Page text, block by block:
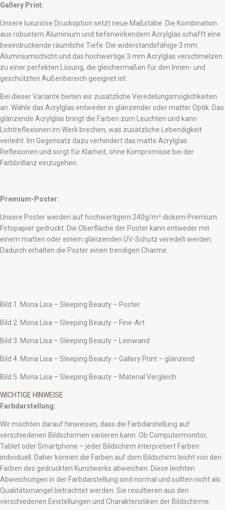
Gallery Print:
Unsere luxuriöse Druckoption setzt neue Maßstäbe. Die Kombination
aus robustem Aluminium und tiefenwirkendem Acrylglas schafft eine
beeindruckende räumliche Tiefe. Die widerstandsfähige 3 mm
Aluminiumschicht und das hochwertige 3 mm Acrylglas verschmelzen
zu einer perfekten Lösung, die gleichermaßen für den Innen- und
geschützten Außenbereich geeignet ist.
Bei dieser Variante bieten wir zusätzliche Veredelungsmöglichkeiten
an. Wähle das Acrylglas entweder in glänzender oder matter Optik. Das
glänzende Acrylglas bringt die Farben zum Leuchten und kann
Lichtreflexionen im Werk brechen, was zusätzliche Lebendigkeit
verleiht. Im Gegensatz dazu verhindert das matte Acrylglas
Reflexionen und sorgt für Klarheit, ohne Kompromisse bei der
Farbbrillanz einzugehen.
Premium-Poster:
Unsere Poster werden auf hochwertigem 240g/m² dickem Premium
Fotopapier gedruckt. Die Oberfläche der Poster kann entweder mit
einem matten oder einem glänzenden UV-Schutz veredelt werden.
Dadurch erhalten die Poster einen trendigen Charme.
Bild 1: Mona Lisa – Sleeping Beauty – Poster
Bild 2: Mona Lisa – Sleeping Beauty – Fine-Art
Bild 3: Mona Lisa – Sleeping Beauty – Leinwand
Bild 4: Mona Lisa – Sleeping Beauty – Gallery Print – glänzend
Bild 5: Mona Lisa – Sleeping Beauty – Material Vergleich
WICHTIGE HINWEISE
Farbdarstellung:
Wir möchten darauf hinweisen, dass die Farbdarstellung auf
verschiedenen Bildschirmen variieren kann. Ob Computermonitor,
Tablet oder Smartphone – jeder Bildschirm interpretiert Farben
individuell. Daher können die Farben auf dem Bildschirm leicht von den
Farben des gedruckten Kunstwerks abweichen. Diese leichten
Abweichungen in der Farbdarstellung sind normal und sollten nicht als
Qualitätsmangel betrachtet werden. Sie resultieren aus den
verschiedenen Einstellungen und Charakteristiken der Bildschirme.